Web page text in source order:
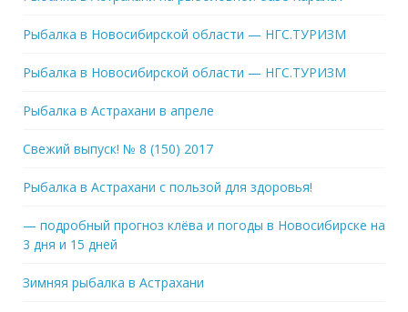
Рыбалка в Новосибирской области — НГС.ТУРИЗМ
Рыбалка в Новосибирской области — НГС.ТУРИЗМ
Рыбалка в Астрахани в апреле
Свежий выпуск! № 8 (150) 2017
Рыбалка в Астрахани с пользой для здоровья!
— подробный прогноз клёва и погоды в Новосибирске на
3 дня и 15 дней
Зимняя рыбалка в Астрахани